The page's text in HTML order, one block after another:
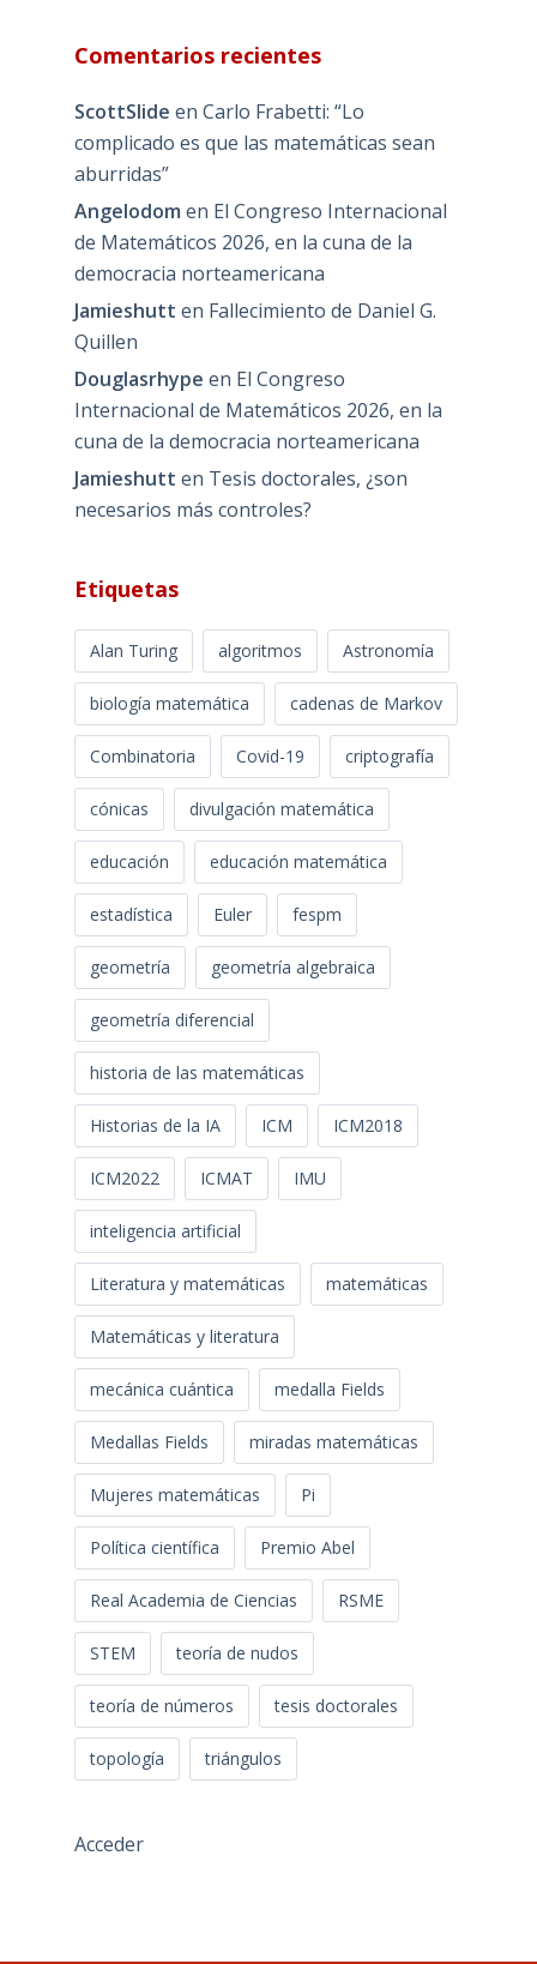
Comentarios recientes
ScottSlide en Carlo Frabetti: “Lo
complicado es que las matemáticas sean
aburridas”
Angelodom en El Congreso Internacional
de Matemáticos 2026, en la cuna de la
democracia norteamericana
Jamieshutt en Fallecimiento de Daniel G.
Quillen
Douglasrhype en El Congreso
Internacional de Matemáticos 2026, en la
cuna de la democracia norteamericana
Jamieshutt en Tesis doctorales, ¿son
necesarios más controles?
Etiquetas
Alan Turing algoritmos Astronomía
biología matemática cadenas de Markov
Combinatoria Covid-19 criptografía
cónicas divulgación matemática
educación educación matemática
estadística Euler fespm
geometría geometría algebraica
geometría diferencial
historia de las matemáticas
Historias de la IA ICM ICM2018
ICM2022 ICMAT IMU
inteligencia artificial
Literatura y matemáticas matemáticas
Matemáticas y literatura
mecánica cuántica medalla Fields
Medallas Fields miradas matemáticas
Mujeres matemáticas Pi
Política científica Premio Abel
Real Academia de Ciencias RSME
STEM teoría de nudos
teoría de números tesis doctorales
topología triángulos
Acceder